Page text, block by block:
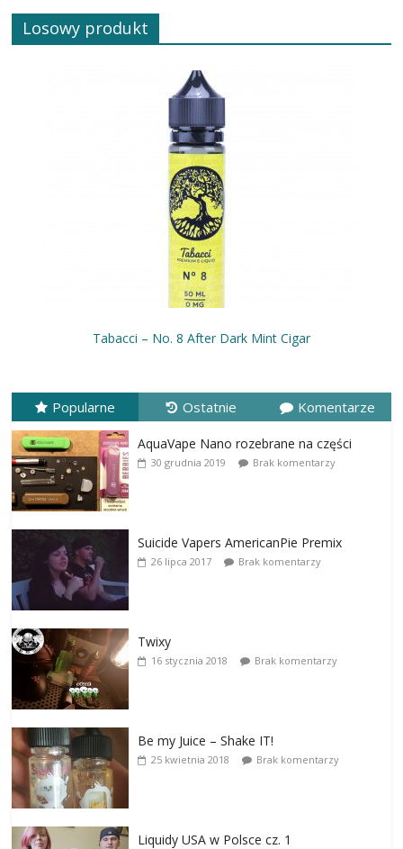
Losowy produkt
Tabacci – No. 8 After Dark Mint Cigar
Popularne Ostatnie Komentarze
AquaVape Nano rozebrane na części
30 grudnia 2019 Brak komentarzy
Suicide Vapers AmericanPie Premix
26 lipca 2017 Brak komentarzy
Twixy
16 stycznia 2018 Brak komentarzy
Be my Juice – Shake IT!
25 kwietnia 2018 Brak komentarzy
Liquidy USA w Polsce cz. 1